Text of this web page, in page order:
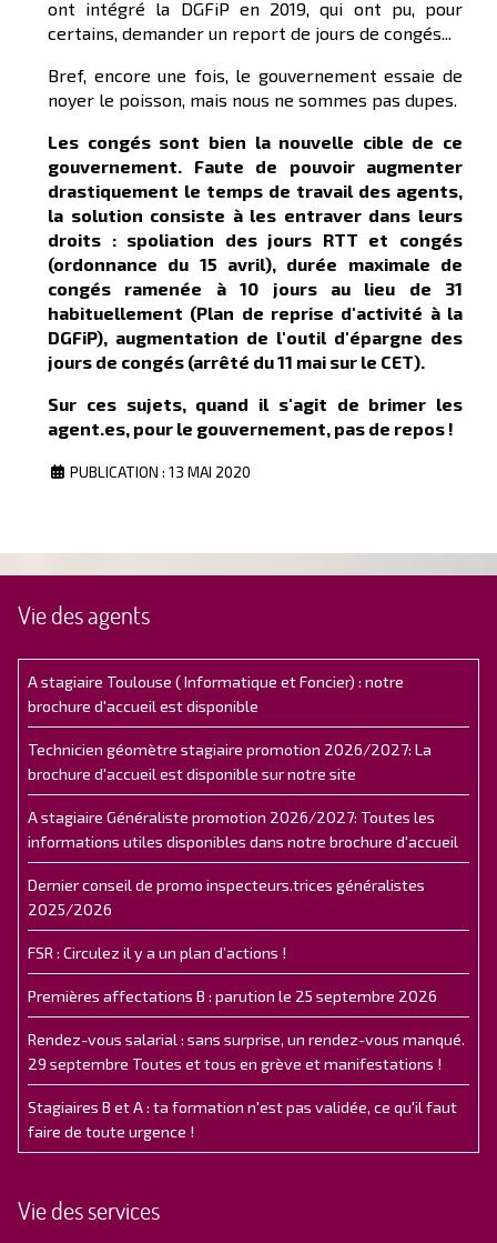
ont intégré la DGFiP en 2019, qui ont pu, pour
certains, demander un report de jours de congés...
Bref, encore une fois, le gouvernement essaie de
noyer le poisson, mais nous ne sommes pas dupes.
Les congés sont bien la nouvelle cible de ce
gouvernement. Faute de pouvoir augmenter
drastiquement le temps de travail des agents,
la solution consiste à les entraver dans leurs
droits : spoliation des jours RTT et congés
(ordonnance du 15 avril), durée maximale de
congés ramenée à 10 jours au lieu de 31
habituellement (Plan de reprise d'activité à la
DGFiP), augmentation de l'outil d'épargne des
jours de congés (arrêté du 11 mai sur le CET).
Sur ces sujets, quand il s'agit de brimer les
agent.es, pour le gouvernement, pas de repos !
PUBLICATION : 13 MAI 2020
Vie des agents
A stagiaire Toulouse ( Informatique et Foncier) : notre
brochure d'accueil est disponible
Technicien géomètre stagiaire promotion 2026/2027: La
brochure d'accueil est disponible sur notre site
A stagiaire Généraliste promotion 2026/2027: Toutes les
informations utiles disponibles dans notre brochure d'accueil
Dernier conseil de promo inspecteurs.trices généralistes
2025/2026
FSR : Circulez il y a un plan d’actions !
Premières affectations B : parution le 25 septembre 2026
Rendez-vous salarial : sans surprise, un rendez-vous manqué.
29 septembre Toutes et tous en grève et manifestations !
Stagiaires B et A : ta formation n'est pas validée, ce qu'il faut
faire de toute urgence !
Vie des services